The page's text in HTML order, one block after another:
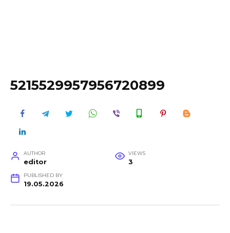
5215529957956720899
AUTHOR
editor
VIEWS
3
PUBLISHED BY
19.05.2026